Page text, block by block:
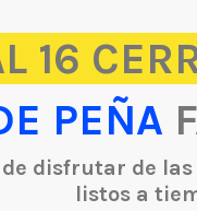
16
PEÑA
disfrutar de
listos a